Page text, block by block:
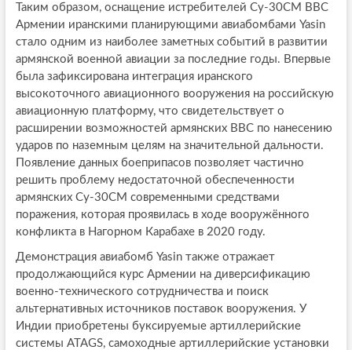
Таким образом, оснащение истребителей Су-30СМ ВВС
Армении иранскими планирующими авиабомбами Yasin
стало одним из наиболее заметных событий в развитии
армянской военной авиации за последние годы. Впервые
была зафиксирована интеграция иранского
высокоточного авиационного вооружения на российскую
авиационную платформу, что свидетельствует о
расширении возможностей армянских ВВС по нанесению
ударов по наземным целям на значительной дальности.
Появление данных боеприпасов позволяет частично
решить проблему недостаточной обеспеченности
армянских Су-30СМ современными средствами
поражения, которая проявилась в ходе вооружённого
конфликта в Нагорном Карабахе в 2020 году.
Демонстрация авиабомб Yasin также отражает
продолжающийся курс Армении на диверсификацию
военно-технического сотрудничества и поиск
альтернативных источников поставок вооружения. У
Индии приобретены буксируемые артиллерийские
системы ATAGS, самоходные артиллерийские установки